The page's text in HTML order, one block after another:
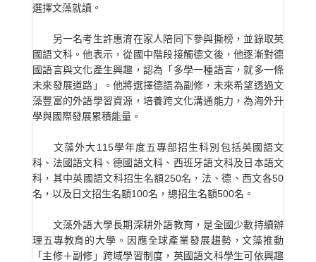
選擇文藻就讀。
另一名考生許惠淯在家人陪同下參與撕榜，並錄取英
國語文科。他表示，從國中階段接觸德文後，他逐漸對德
國語言與文化產生興趣，認為「多學一種語言，就多一條
未來發展道路」。他將選擇德語為副修，未來希望透過文
藻豐富的外語學習資源，培養跨文化溝通能力，為海外升
學與國際發展累積能量。
文藻外大115學年度五專部招生科別包括英國語文
科、法國語文科、德國語文科、西班牙語文科及日本語文
科，其中英國語文科招生名額250名，法、德、西文各50
名，以及日文招生名額100名，總招生名額500名。
文藻外語大學長期深耕外語教育，是全國少數持續辦
理五專教育的大學。因應全球產業發展趨勢，文藻推動
「主修＋副修」跨域學習制度，英國語文科學生可依興趣